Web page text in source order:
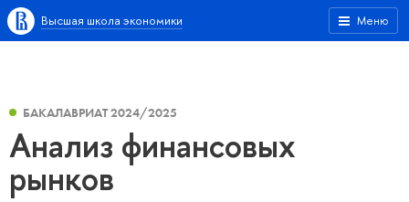
Меню
Высшая школа экономики
БАКАЛАВРИАТ 2024/2025
Анализ финансовых
рынков